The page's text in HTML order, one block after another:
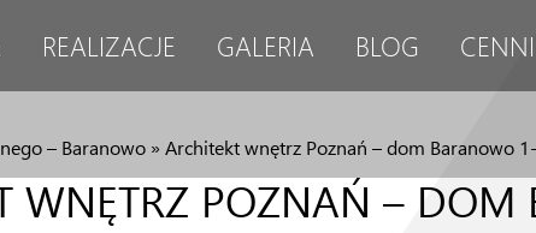
REALIZACJE GALERIA BLOG
– Baranowo »Architekt wnętrz Poznań – dom Baranowo
WNĘTRZ POZNAŃ –